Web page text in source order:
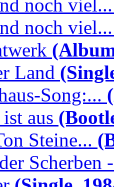
noch viel...
noch viel...
Land
Song:...
aus
Steine...
Scherben